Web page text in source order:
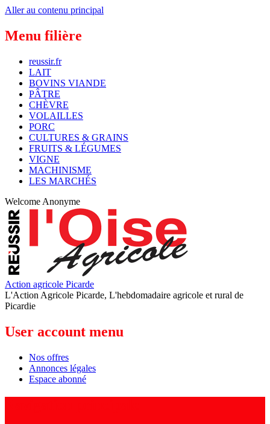
Aller au contenu principal
Menu filière
reussir.fr
LAIT
BOVINS VIANDE
PÂTRE
CHÈVRE
VOLAILLES
PORC
CULTURES & GRAINS
FRUITS & LÉGUMES
VIGNE
MACHINISME
LES MARCHÉS
Welcome Anonyme
Action agricole Picarde
L'Action Agricole Picarde, L'hebdomadaire agricole et rural de
Picardie
User account menu
Nos offres
Annonces légales
Espace abonné